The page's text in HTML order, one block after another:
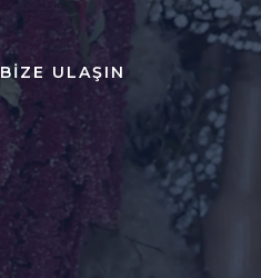
BIZE ULAŞIN